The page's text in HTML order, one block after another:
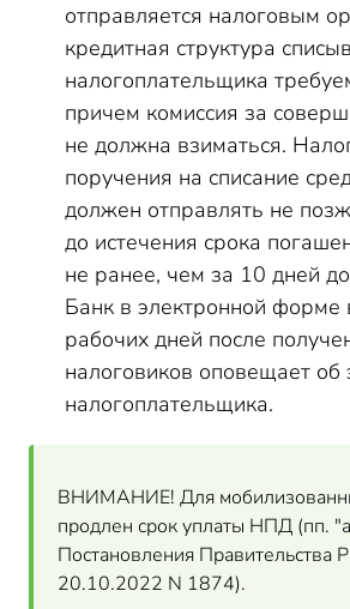
отправляется налоговым
кредитная структура
налогоплательщика
причем комиссия за
не должна взиматься.
поручения на списание
должен отправлять не
до истечения срока
не ранее, чем за 10 дней
Банк в электронной форме
рабочих дней после
налоговиков оповещает об
налогоплательщика.
ВНИМАНИЕ! Для
продлен срок уплаты НПД (пп.
Постановления Правительства
20.10.2022 N 1874).